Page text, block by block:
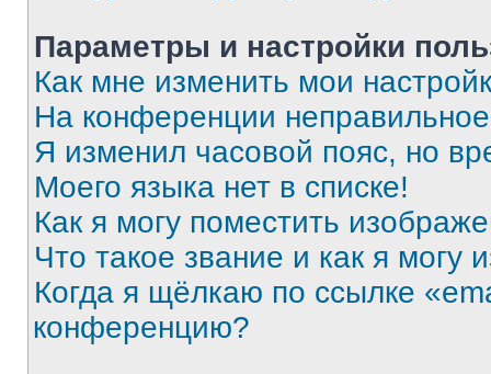
Параметры и настройки
Как мне изменить мои
На конференции
Я изменил часовой пояс, но
Моего языка нет в списке!
Как я могу поместить
Что такое звание и как я могу
Когда я щёлкаю по ссылке
конференцию?